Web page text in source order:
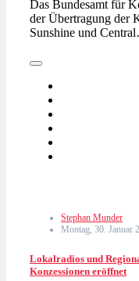
Das Bundesamt für
der Übertragung der
Sunshine und
Stephan Munder
Montag, 30. Januar
Lokalradios und
Konzessionen eröffnet